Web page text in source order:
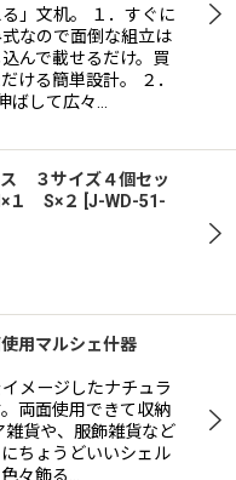
」文机。 １．すぐに
なので面倒な組立は
んで載せるだけ。買
ける簡単設計。 ２．
ばして広々…
３サイズ４個セッ
１ S×２
J-WD-51-
用マルシェ什器
メージしたナチュラ
両面使用できて収納
雑貨や、服飾雑貨など
ちょうどいいシェル
々飾る…